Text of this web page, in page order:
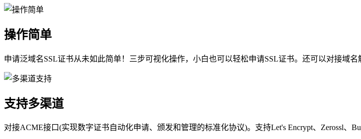
操作简单
申请泛域名SSL证书从未如此简单！三步可视化操作，小白也可以轻松申请SSL证书。还可以对接域名
支持多渠道
对接ACME接口(实现数字证书自动化申请、颁发和管理的标准化协议)。支持Let's Encrypt、Zerossl、